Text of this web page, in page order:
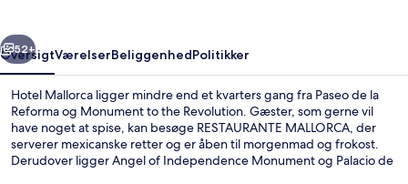
Næste
52+
OversigtVærelserBeliggenhedPolitikker
Hotel Mallorca ligger mindre end et kvarters gang fra Paseo de la
Reforma og Monument to the Revolution. Gæster, som gerne vil
have noget at spise, kan besøge RESTAURANTE MALLORCA, der
serverer mexicanske retter og er åben til morgenmad og frokost.
Derudover ligger Angel of Independence Monument og Palacio de